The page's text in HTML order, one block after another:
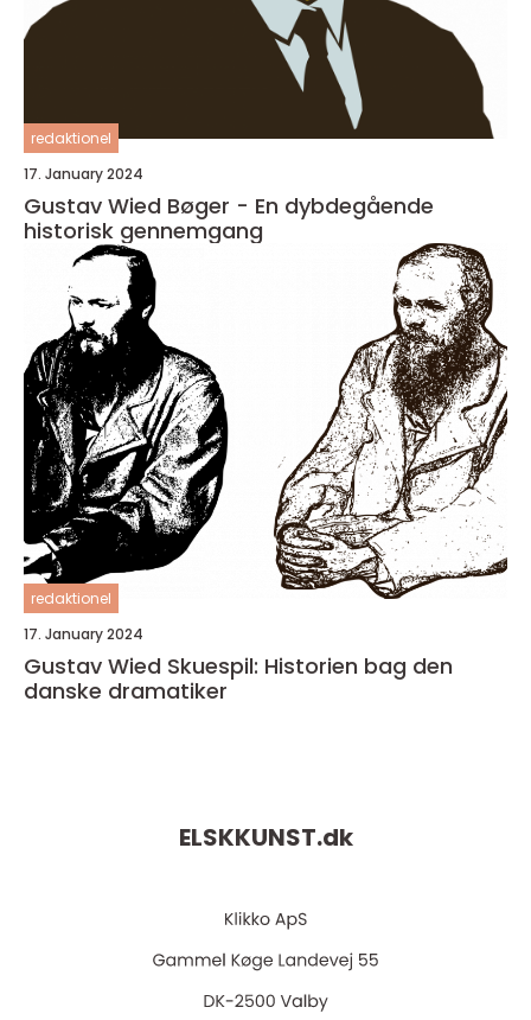
redaktionel
17. January 2024
Gustav Wied Bøger - En dybdegående
historisk gennemgang
redaktionel
17. January 2024
Gustav Wied Skuespil: Historien bag den
danske dramatiker
ELSKKUNST.dk